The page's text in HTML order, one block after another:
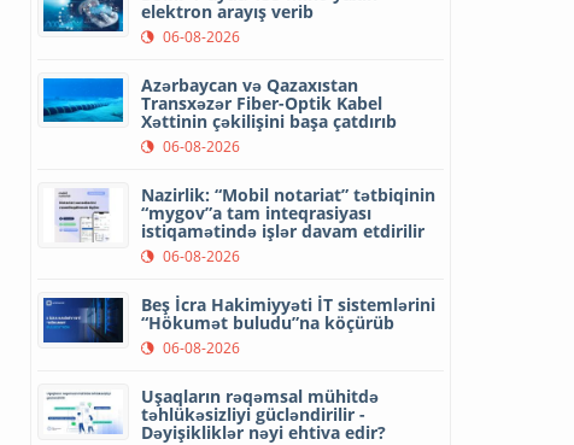
elektron arayış verib
06-08-2026
Azərbaycan və Qazaxıstan
Transxəzər Fiber-Optik Kabel
Xəttinin çəkilişini başa çatdırıb
06-08-2026
Nazirlik: “Mobil notariat” tətbiqinin
“mygov”a tam inteqrasiyası
istiqamətində işlər davam etdirilir
06-08-2026
Beş İcra Hakimiyyəti İT sistemlərini
“Hökumət buludu”na köçürüb
06-08-2026
Uşaqların rəqəmsal mühitdə
təhlükəsizliyi gücləndirilir -
Dəyişikliklər nəyi ehtiva edir?